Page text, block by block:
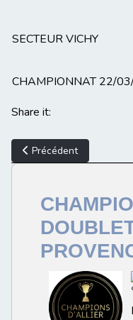
SECTEUR VICHY
CHAMPIONNAT 22/
Share it:
Article précédent : CDC
Précédent